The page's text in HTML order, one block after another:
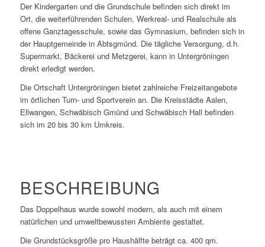
Der Kindergarten und die Grundschule befinden sich direkt im
Ort, die weiterführenden Schulen, Werkreal- und Realschule als
offene Ganztagesschule, sowie das Gymnasium, befinden sich in
der Hauptgemeinde in Abtsgmünd. Die tägliche Versorgung, d.h.
Supermarkt, Bäckerei und Metzgerei, kann in Untergröningen
direkt erledigt werden.
Die Ortschaft Untergröningen bietet zahlreiche Freizeitangebote
im örtlichen Turn- und Sportverein an. Die Kreisstädte Aalen,
Ellwangen, Schwäbisch Gmünd und Schwäbisch Hall befinden
sich im 20 bis 30 km Umkreis.
BESCHREIBUNG
Das Doppelhaus wurde sowohl modern, als auch mit einem
natürlichen und umweltbewussten Ambiente gestaltet.
Die Grundstücksgröße pro Haushälfte beträgt ca. 400 qm.